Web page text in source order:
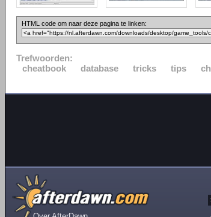
HTML code om naar deze pagina te linken:
Trefwoorden:
cheatbook
database tricks tips